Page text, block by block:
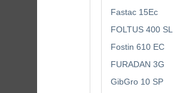
Fastac 15Ec
FOLTUS 400 SL
Fostin 610 EC
FURADAN 3G
GibGro 10 SP